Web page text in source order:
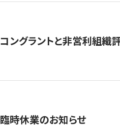
コングラントと非営利組織
臨時休業のお知らせ